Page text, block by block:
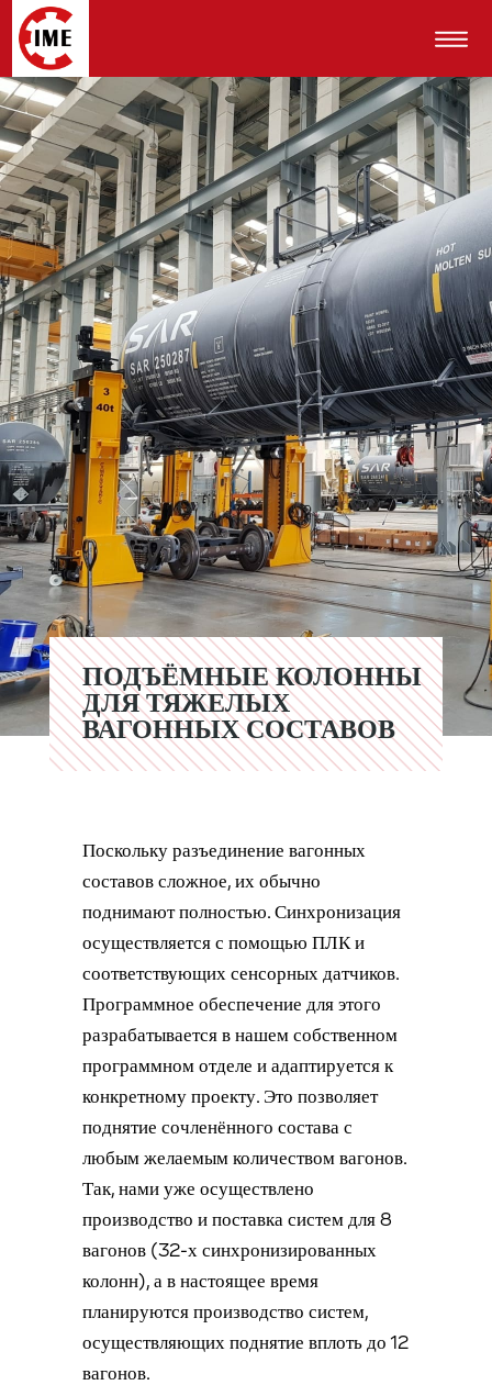
ПОДЪЁМНЫЕ КОЛОННЫ
ДЛЯ ТЯЖЕЛЫХ
ВАГОННЫХ СОСТАВОВ
Поскольку разъединение вагонных
составов сложное, их обычно
поднимают полностью. Синхронизация
осуществляется с помощью ПЛК и
соответствующих сенсорных датчиков.
Программное обеспечение для этого
разрабатывается в нашем собственном
программном отделе и адаптируется к
конкретному проекту. Это позволяет
поднятие сочленённого состава с
любым желаемым количеством вагонов.
Так, нами уже осуществлено
производство и поставка систем для 8
вагонов (32-х синхронизированных
колонн), а в настоящее время
планируются производство систем,
осуществляющих поднятие вплоть до 12
вагонов.